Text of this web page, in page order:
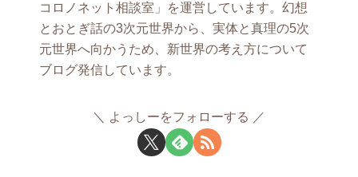
コロノネット相談室」を運営しています。幻想
とおとぎ話の3次元世界から、実体と真理の5次
元世界へ向かうため、新世界の考え方について
ブログ発信しています。
よっしーをフォローする